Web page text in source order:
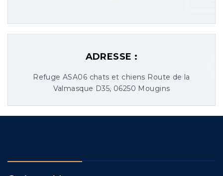
ADRESSE :
Refuge ASA06 chats et chiens Route de la
Valmasque D35, 06250 Mougins